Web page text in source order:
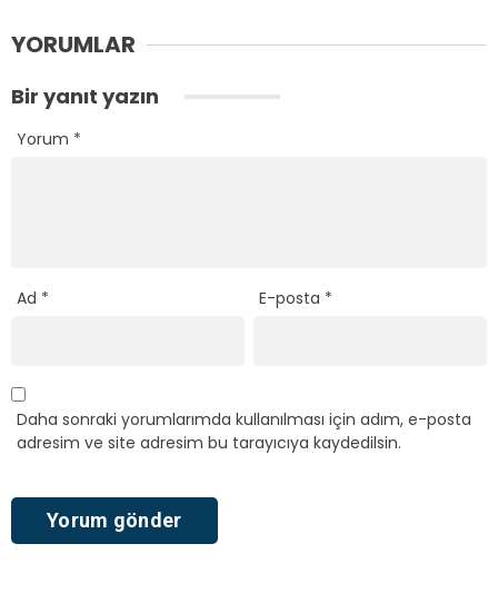
YORUMLAR
Bir yanıt yazın
Yorum *
Ad * E-posta *
Daha sonraki yorumlarımda kullanılması için adım, e-posta
adresim ve site adresim bu tarayıcıya kaydedilsin.